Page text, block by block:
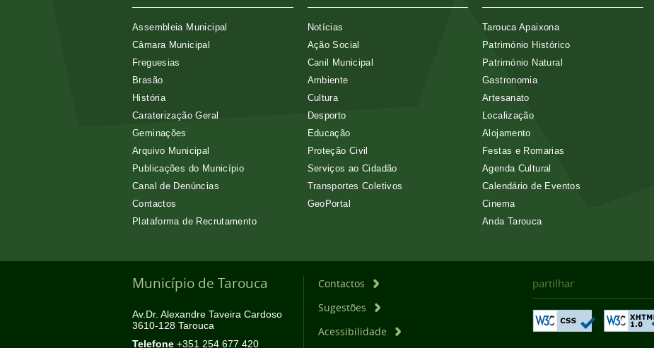
Assembleia Municipal
Câmara Municipal
Freguesias
Brasão
História
Caraterização Geral
Geminações
Arquivo Municipal
Publicações do Município
Canal de Denúncias
Contactos
Plataforma de Recrutamento
Notícias
Ação Social
Canil Municipal
Ambiente
Cultura
Desporto
Educação
Proteção Civil
Serviços ao Cidadão
Transportes Coletivos
GeoPortal
Tarouca Apaixona
Património Histórico
Património Natural
Gastronomia
Artesanato
Localização
Alojamento
Festas e Romarias
Agenda Cultural
Calendário de Eventos
Cinema
Anda Tarouca
Município de Tarouca
Av.Dr. Alexandre Taveira Cardoso
3610-128 Tarouca
Telefone +351 254 677 420
Contactos
Sugestões
Acessibilidade
partilhar